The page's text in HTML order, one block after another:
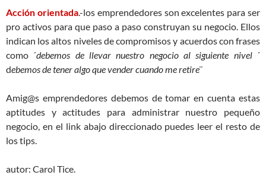
Acción orientada.-los emprendedores son excelentes para ser
pro activos para que paso a paso construyan su negocio. Ellos
indican los altos niveles de compromisos y acuerdos con frases
como ´debemos de llevar nuestro negocio al siguiente nivel´
debemos de tener algo que vender cuando me retire¨
Amig@s emprendedores debemos de tomar en cuenta estas
aptitudes y actitudes para administrar nuestro pequeño
negocio, en el link abajo direccionado puedes leer el resto de
los tips.
autor: Carol Tice.